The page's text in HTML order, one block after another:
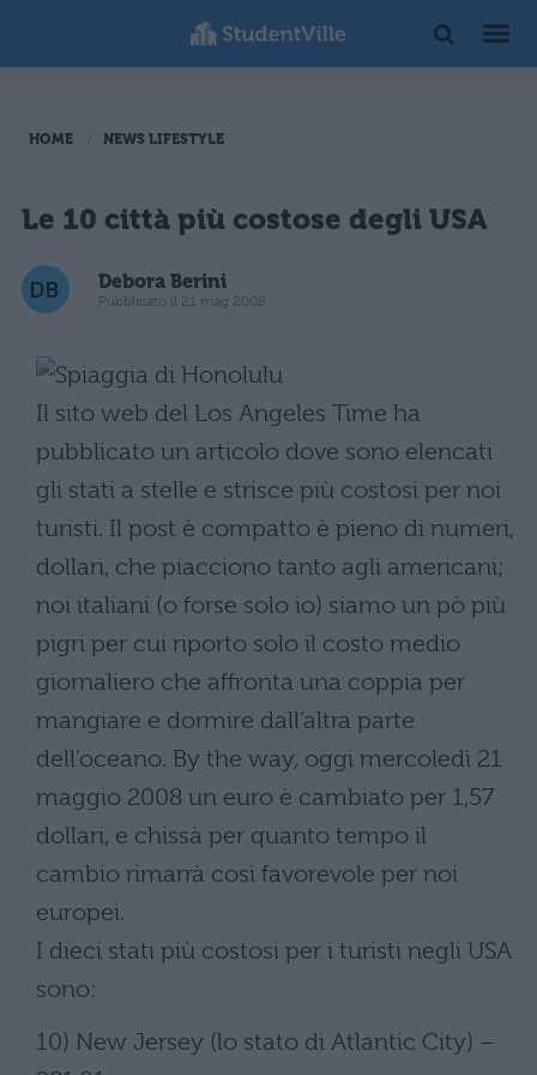
HOME NEWS LIFESTYLE
Le 10 città più costose degli USA
Debora Berini
Pubblicato il 21 mag 2008
Il sito web del Los Angeles Time ha
pubblicato un articolo dove sono elencati
gli stati a stelle e strisce più costosi per noi
turisti. Il post è compatto è pieno di numeri,
dollari, che piacciono tanto agli americani;
noi italiani (o forse solo io) siamo un pò più
pigri per cui riporto solo il costo medio
giornaliero che affronta una coppia per
mangiare e dormire dall’altra parte
dell’oceano. By the way, oggi mercoledì 21
maggio 2008 un euro è cambiato per 1,57
dollari, e chissà per quanto tempo il
cambio rimarrà così favorevole per noi
europei.
I dieci stati più costosi per i turisti negli USA
sono:
10) New Jersey (lo stato di Atlantic City) –